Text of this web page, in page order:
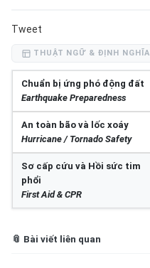
Tweet
THUẬT NGỮ & ĐỊNH NGHĨA
Chuẩn bị ứng phó động đất
Earthquake Preparedness
An toàn bão và lốc xoáy
Hurricane / Tornado Safety
Sơ cấp cứu và Hồi sức tim
phổi
First Aid & CPR
📎 Bài viết liên quan